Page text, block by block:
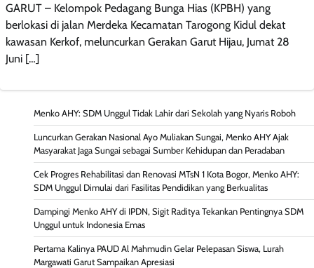
GARUT – Kelompok Pedagang Bunga Hias (KPBH) yang
berlokasi di jalan Merdeka Kecamatan Tarogong Kidul dekat
kawasan Kerkof, meluncurkan Gerakan Garut Hijau, Jumat 28
Juni […]
Menko AHY: SDM Unggul Tidak Lahir dari Sekolah yang Nyaris Roboh
Luncurkan Gerakan Nasional Ayo Muliakan Sungai, Menko AHY Ajak
Masyarakat Jaga Sungai sebagai Sumber Kehidupan dan Peradaban
Cek Progres Rehabilitasi dan Renovasi MTsN 1 Kota Bogor, Menko AHY:
SDM Unggul Dimulai dari Fasilitas Pendidikan yang Berkualitas
Dampingi Menko AHY di IPDN, Sigit Raditya Tekankan Pentingnya SDM
Unggul untuk Indonesia Emas
Pertama Kalinya PAUD Al Mahmudin Gelar Pelepasan Siswa, Lurah
Margawati Garut Sampaikan Apresiasi